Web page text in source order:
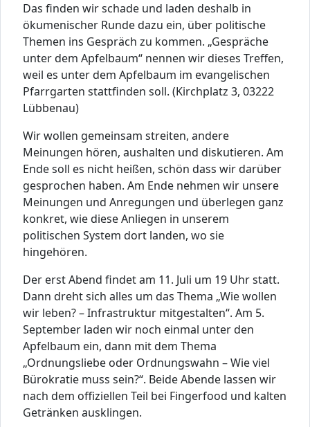
Das finden wir schade und laden deshalb in
ökumenischer Runde dazu ein, über politische
Themen ins Gespräch zu kommen. „Gespräche
unter dem Apfelbaum“ nennen wir dieses Treffen,
weil es unter dem Apfelbaum im evangelischen
Pfarrgarten stattfinden soll. (Kirchplatz 3, 03222
Lübbenau)
Wir wollen gemeinsam streiten, andere
Meinungen hören, aushalten und diskutieren. Am
Ende soll es nicht heißen, schön dass wir darüber
gesprochen haben. Am Ende nehmen wir unsere
Meinungen und Anregungen und überlegen ganz
konkret, wie diese Anliegen in unserem
politischen System dort landen, wo sie
hingehören.
Der erst Abend findet am 11. Juli um 19 Uhr statt.
Dann dreht sich alles um das Thema „Wie wollen
wir leben? – Infrastruktur mitgestalten“. Am 5.
September laden wir noch einmal unter den
Apfelbaum ein, dann mit dem Thema
„Ordnungsliebe oder Ordnungswahn – Wie viel
Bürokratie muss sein?“. Beide Abende lassen wir
nach dem offiziellen Teil bei Fingerfood und kalten
Getränken ausklingen.